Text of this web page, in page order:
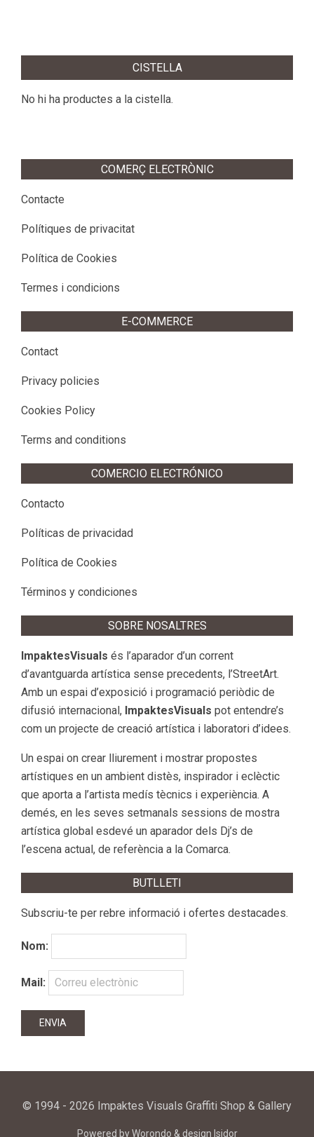
02-
CISTELLA
No hi ha productes a la cistella.
COMERÇ ELECTRÒNIC
Contacte
Polítiques de privacitat
Política de Cookies
Termes i condicions
E-COMMERCE
Contact
Privacy policies
Cookies Policy
Terms and conditions
COMERCIO ELECTRÓNICO
Contacto
Políticas de privacidad
Política de Cookies
Términos y condiciones
SOBRE NOSALTRES
ImpaktesVisuals és l’aparador d’un corrent
d’avantguarda artística sense precedents, l’StreetArt.
Amb un espai d’exposició i programació periòdic de
difusió internacional, ImpaktesVisuals pot entendre’s
com un projecte de creació artística i laboratori d’idees.
Un espai on crear lliurement i mostrar propostes
artístiques en un ambient distès, inspirador i eclèctic
que aporta a l’artista medís tècnics i experiència. A
demés, en les seves setmanals sessions de mostra
artística global esdevé un aparador dels Dj’s de
l’escena actual, de referència a la Comarca.
BUTLLETI
Subscriu-te per rebre informació i ofertes destacades.
Nom:
Mail:
© 1994 - 2026 Impaktes Visuals Graffiti Shop & Gallery
Powered byWorondo & design Isidor